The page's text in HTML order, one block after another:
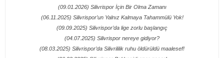
(09.01.2026) Silivrispor İçin Bir Olma Zamanı
(06.11.2025) Silivrispor’un Yalnız Kalmaya Tahammülü Yok!
(09.09.2025) Silivrispor’da lige zorlu başlangıç
(04.07.2025) Silivrispor nereye gidiyor?
(08.03.2025) Silivrispor’da Silivrililik ruhu öldürüldü maalesef!